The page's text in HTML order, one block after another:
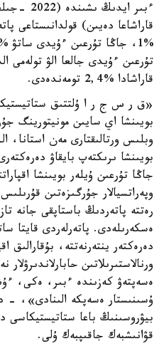
قاراشاعا دەيىن) قولدانىستاعى
تۇرعىن ءۇيدى جالعا الۋ تولەمى
قاراشادا %2,4 تومەندەدى.
«ق ر س ج ر ا ۇلتتىق
بويىنشا اي سايىن مونيتورينگ
وبلىس ورتالىقتارى مەن استانا،
بويىنشا ىرىكتەپ بايقاۋ
جاڭا تۇرعىن ۇيلەر بويىنشا
وپەراتسيالار جۇرگىزەتىن
رەتتە پاتەردىڭ باستاپقى جانە
ەسكەرىلەدى. پاتەرلەردى قايتا
دەرەكتەر ينتەرنەتتە، بۇقارالىق
ورنالاستىرىلاتىن
ەسەپتەۋ كەزىندە ءبىر، ەكى،
ۇسىنىستار ەسەپكە الىنادى»، -
بيۋروسىنىڭ باعا ستاتيستيكاسى
قۋانىشبەك جاقىپبەك ۇلى.